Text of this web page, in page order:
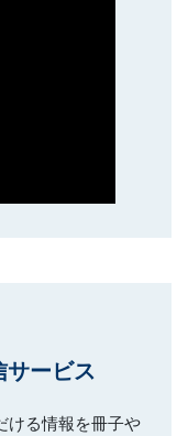
サービス
ける情報を冊子や